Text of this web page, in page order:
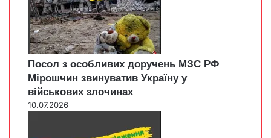
Посол з особливих доручень МЗС РФ
Мірошчин звинуватив Україну у
військових злочинах
10.07.2026